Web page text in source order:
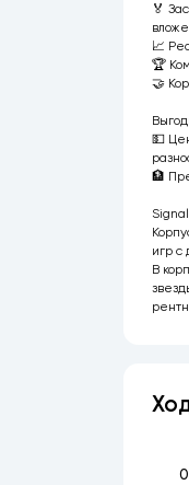
🏅
📈
🏆
🤝
💵
🏦
игр с
В